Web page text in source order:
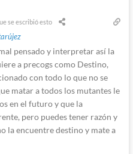
se escribió esto
pensado y interpretar así la
a precogs como Destino,
con todo lo que no se
matar a todos los mutantes le
en el futuro y que la
pero puedes tener razón y
la encuentre destino y mate a